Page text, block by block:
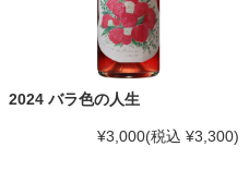
2024 バラ色の人生
¥3,000(税込 ¥3,300)